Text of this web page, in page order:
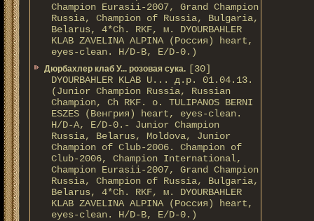
Champion Eurasii-2007, Grand Champion
Russia, Champion of Russia, Bulgaria,
Belarus, 4*Ch. RKF, м. DYOURBAHLER
KLAB ZAVELINA ALPINA (Россия) heart,
eyes-clean. H/D-В, E/D-0.)
Дюрбахлер клаб У... розовая сука. [30]
DYOURBAHLER KLAB U... д.р. 01.04.13.
(Junior Champion Russia, Russian
Champion, Ch RKF. о. TULIPANOS BERNI
ESZES (Венгрия) heart, eyes-clean.
H/D-A, E/D-0.- Junior Champion
Russia, Belarus, Moldova, Junior
Champion of Club-2006. Champion of
Club-2006, Champion International,
Champion Eurasii-2007, Grand Champion
Russia, Champion of Russia, Bulgaria,
Belarus, 4*Ch. RKF, м. DYOURBAHLER
KLAB ZAVELINA ALPINA (Россия) heart,
eyes-clean. H/D-В, E/D-0.)